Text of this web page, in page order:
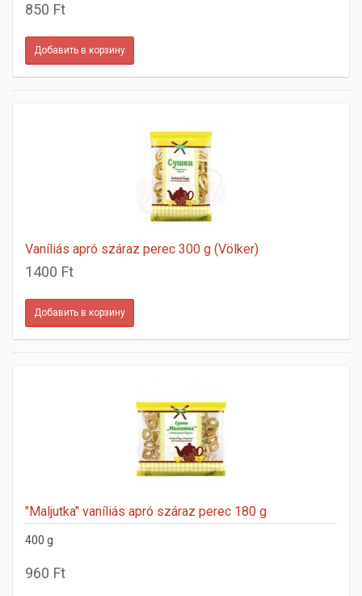
850 Ft
Vaníliás apró száraz perec 300 g (Völker)
1400 Ft
"Maljutka" vaníliás apró száraz perec 180 g
400 g
960 Ft